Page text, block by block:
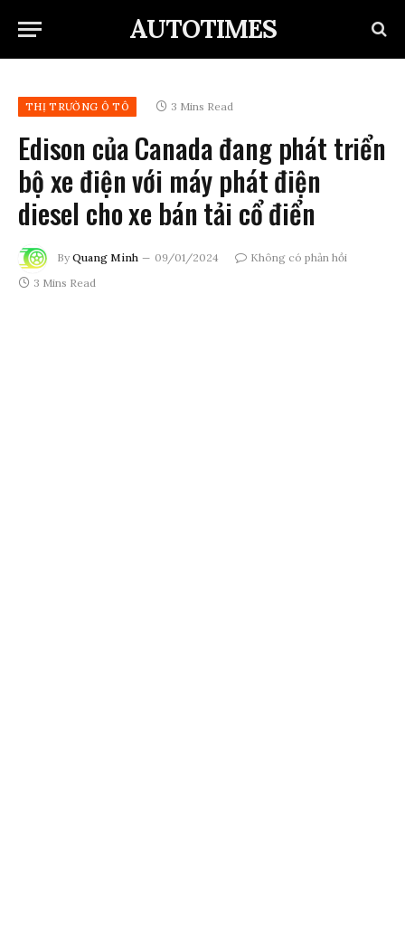
AUTOTIMES
THỊ TRƯỜNG Ô TÔ 3 Mins Read
Edison của Canada đang phát triển
bộ xe điện với máy phát điện
diesel cho xe bán tải cổ điển
By Quang Minh 09/01/2024
Không có phản hồi
3 Mins Read